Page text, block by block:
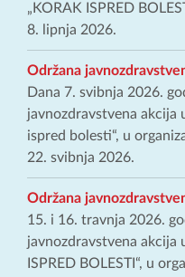
„KORAK ISPRED
8. lipnja 2026.
Održana
Dana 7. svibnja 2026.
javnozdravstvena akcija
ispred bolesti“, u
22. svibnja 2026.
Održana
15. i 16. travnja 2026.
javnozdravstvena akcija
ISPRED BOLESTI“, u